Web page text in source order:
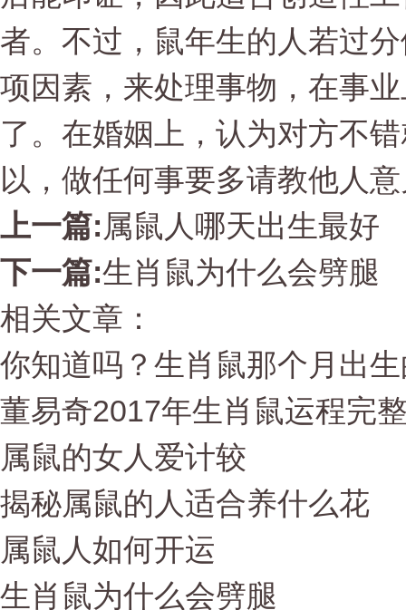
者。不过，鼠年生的人若过
项因素，来处理事物，在事
了。在婚姻上，认为对方不
以，做任何事要多请教他人
上一篇: 属鼠人哪天出生最好
下一篇:生肖鼠为什么会劈腿
相关文章：
你知道吗？生肖鼠那个月出
董易奇2017年生肖鼠运程完
属鼠的女人爱计较
揭秘属鼠的人适合养什么花
属鼠人如何开运
生肖鼠为什么会劈腿